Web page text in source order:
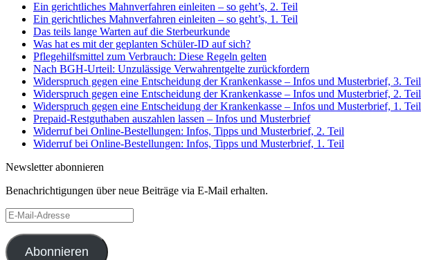
Ein gerichtliches Mahnverfahren einleiten – so geht’s, 2. Teil
Ein gerichtliches Mahnverfahren einleiten – so geht’s, 1. Teil
Das teils lange Warten auf die Sterbeurkunde
Was hat es mit der geplanten Schüler-ID auf sich?
Pflegehilfsmittel zum Verbrauch: Diese Regeln gelten
Nach BGH-Urteil: Unzulässige Verwahrentgelte zurückfordern
Widerspruch gegen eine Entscheidung der Krankenkasse – Infos und Musterbrief, 3. Teil
Widerspruch gegen eine Entscheidung der Krankenkasse – Infos und Musterbrief, 2. Teil
Widerspruch gegen eine Entscheidung der Krankenkasse – Infos und Musterbrief, 1. Teil
Prepaid-Restguthaben auszahlen lassen – Infos und Musterbrief
Widerruf bei Online-Bestellungen: Infos, Tipps und Musterbrief, 2. Teil
Widerruf bei Online-Bestellungen: Infos, Tipps und Musterbrief, 1. Teil
Newsletter abonnieren
Benachrichtigungen über neue Beiträge via E-Mail erhalten.
E-
Mail-
Adresse
Abonnieren